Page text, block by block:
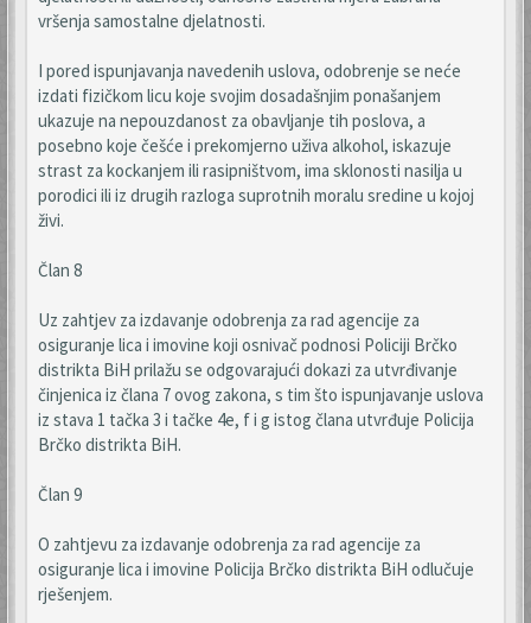
vršenja samostalne djelatnosti.
I pored ispunjavanja navedenih uslova, odobrenje se neće
izdati fizičkom licu koje svojim dosadašnjim ponašanjem
ukazuje na nepouzdanost za obavljanje tih poslova, a
posebno koje češće i prekomjerno uživa alkohol, iskazuje
strast za kockanjem ili rasipništvom, ima sklonosti nasilja u
porodici ili iz drugih razloga suprotnih moralu sredine u kojoj
živi.
Član 8
Uz zahtjev za izdavanje odobrenja za rad agencije za
osiguranje lica i imovine koji osnivač podnosi Policiji Brčko
distrikta BiH prilažu se odgovarajući dokazi za utvrđivanje
činjenica iz člana 7 ovog zakona, s tim što ispunjavanje uslova
iz stava 1 tačka 3 i tačke 4e, f i g istog člana utvrđuje Policija
Brčko distrikta BiH.
Član 9
O zahtjevu za izdavanje odobrenja za rad agencije za
osiguranje lica i imovine Policija Brčko distrikta BiH odlučuje
rješenjem.